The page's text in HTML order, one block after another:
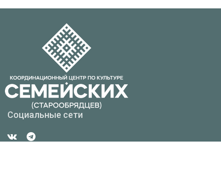
Социальные сети